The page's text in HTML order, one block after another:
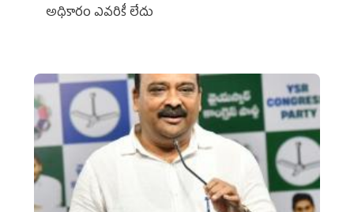
అధికారం ఎవరికీ లేదు